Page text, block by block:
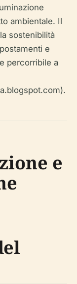
ambientale. Il
sostenibilità
e
percorribile a
e